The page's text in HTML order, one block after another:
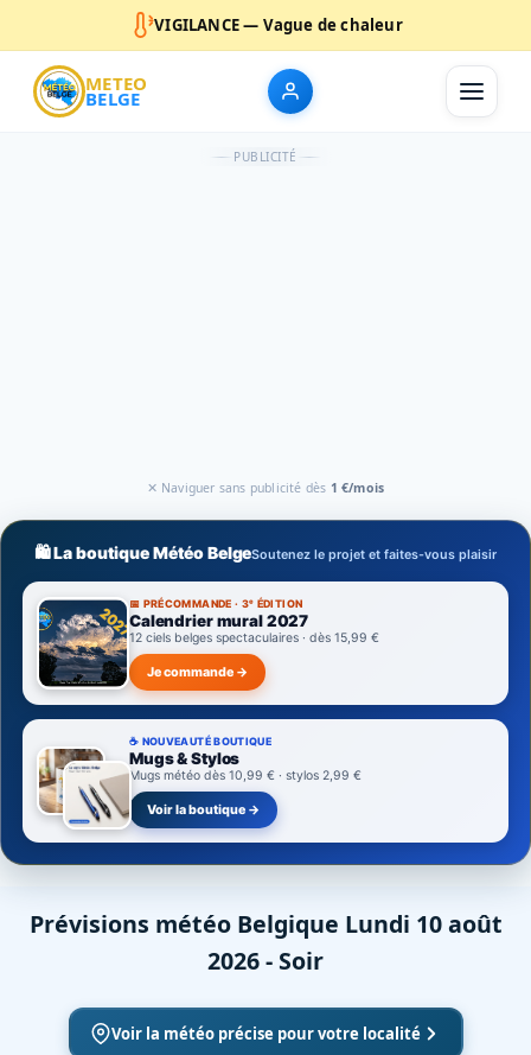
VIGILANCE — Vague de chaleur
METEO
BELGE
PUBLICITÉ
✕ Naviguer sans publicité dès 1 €/mois
🛍️ La boutique Météo BelgeSoutenez le projet et faites-vous plaisir
📅 PRÉCOMMANDE · 3ᵉ ÉDITION
Calendrier mural 2027
12 ciels belges spectaculaires · dès 15,99 €
Je commande →
☕ NOUVEAUTÉ BOUTIQUE
Mugs & Stylos
Mugs météo dès 10,99 € · stylos 2,99 €
Voir la boutique →
Prévisions météo Belgique Lundi 10 août
2026 - Soir
Voir la météo précise pour votre localité